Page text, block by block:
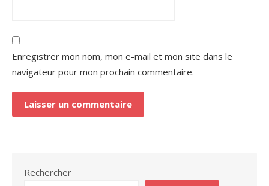
Enregistrer mon nom, mon e-mail et mon site dans le
navigateur pour mon prochain commentaire.
Rechercher